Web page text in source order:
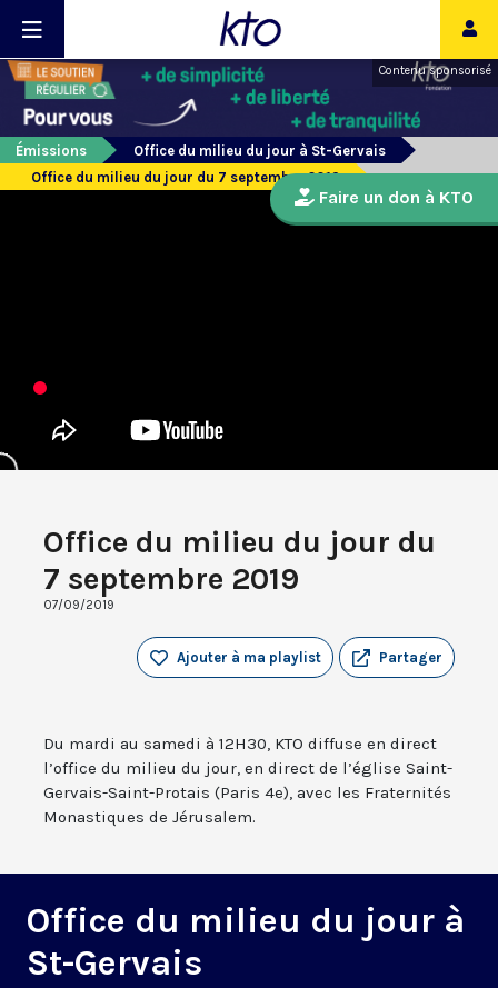
Contenu sponsorisé
Émissions
Office du milieu du jour à St-Gervais
Office du milieu du jour du 7 septembre 2019
Office du milieu du jour du
7 septembre 2019
07/09/2019
Partager
Ajouter à ma playlist
Du mardi au samedi à 12H30, KTO diffuse en direct
l’office du milieu du jour, en direct de l’église Saint-
Gervais-Saint-Protais (Paris 4e), avec les Fraternités
Monastiques de Jérusalem.
Office du milieu du jour à
St-Gervais
Faire un don à KTO